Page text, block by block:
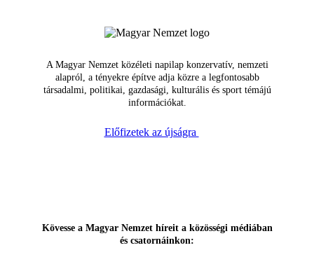
A Magyar Nemzet közéleti napilap konzervatív, nemzeti
alapról, a tényekre építve adja közre a legfontosabb
társadalmi, politikai, gazdasági, kulturális és sport témájú
információkat.
Előfizetek az újságra
Kövesse a Magyar Nemzet híreit a közösségi médiában
és csatornáinkon: